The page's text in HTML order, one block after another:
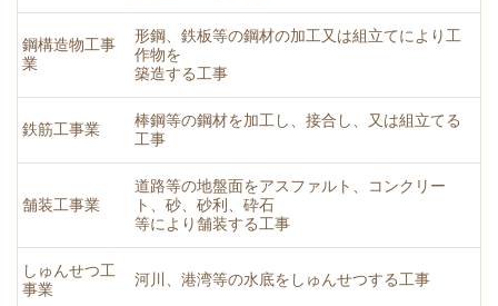
鋼構造物工事
業
形鋼、鉄板等の鋼材の加工又は組立てにより工
作物を
築造する工事
鉄筋工事業
棒鋼等の鋼材を加工し、接合し、又は組立てる
工事
舗装工事業
道路等の地盤面をアスファルト、コンクリー
ト、砂、砂利、砕石
等により舗装する工事
しゅんせつ工
事業
河川、港湾等の水底をしゅんせつする工事